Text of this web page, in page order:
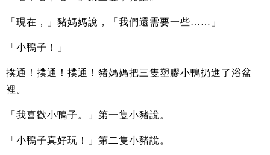
「現在，」豬媽媽說，「我們還需要一些……」
「小鴨子！」
撲通！撲通！撲通！豬媽媽把三隻塑膠小鴨扔進了浴盆
裡。
「我喜歡小鴨子。」第一隻小豬說。
「小鴨子真好玩！」第二隻小豬說。